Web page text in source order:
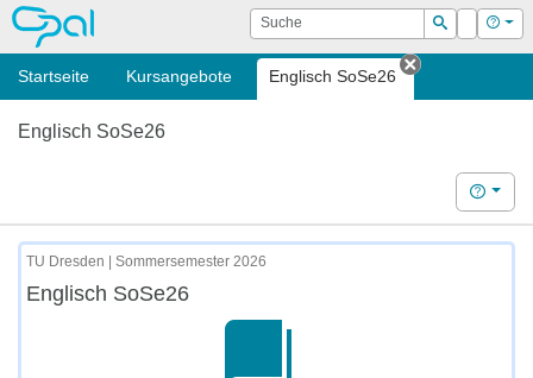
OPAL Suche
Suchen
Login Hilfe
Startseite Kursangebote Englisch SoSe26
Tab
Englisch SoSe26
Hilfe
TU Dresden | Sommersemester 2026
Englisch SoSe26